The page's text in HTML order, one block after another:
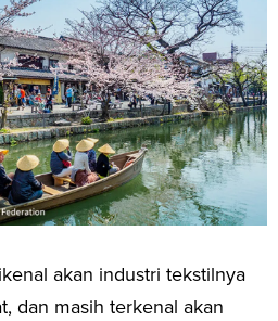
akan industri tekstilnya
dan masih terkenal akan